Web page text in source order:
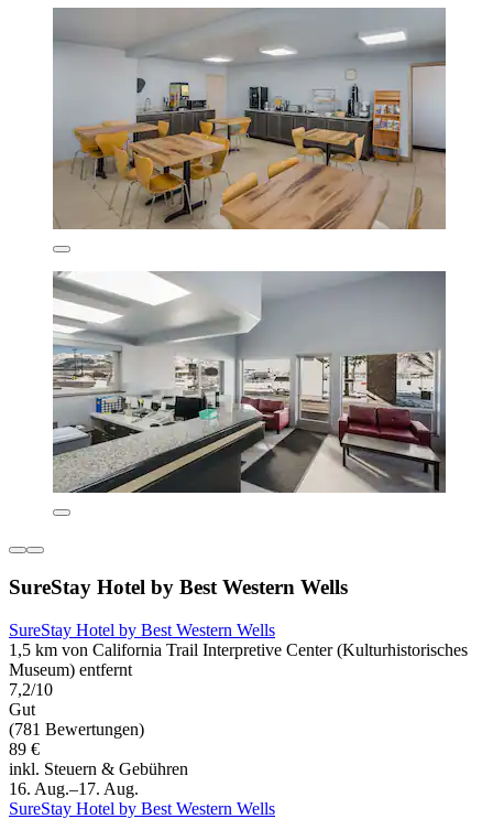
SureStay Hotel by Best Western Wells
SureStay Hotel by Best Western Wells
1,5 km von California Trail Interpretive Center (Kulturhistorisches
Museum) entfernt
7,2/10
Gut
(781 Bewertungen)
89 €
inkl. Steuern & Gebühren
16. Aug.–17. Aug.
SureStay Hotel by Best Western Wells